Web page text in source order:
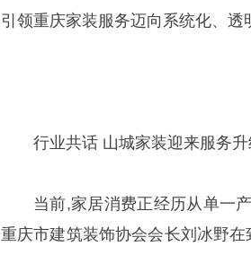
引领重庆家装服务迈向系统化、
行业共话 山城家装迎来服务
当前,家居消费正经历从单一
重庆市建筑装饰协会会长刘冰野